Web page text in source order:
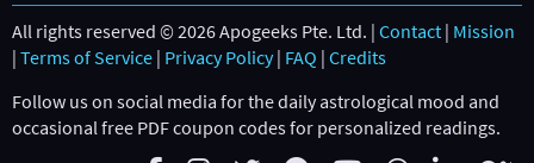
All rights reserved © 2026 Apogeeks Pte. Ltd. | Contact | Mission
| Terms of Service | Privacy Policy| FAQ | Credits
Follow us on social media for the daily astrological mood and
occasional free PDF coupon codes for personalized readings.